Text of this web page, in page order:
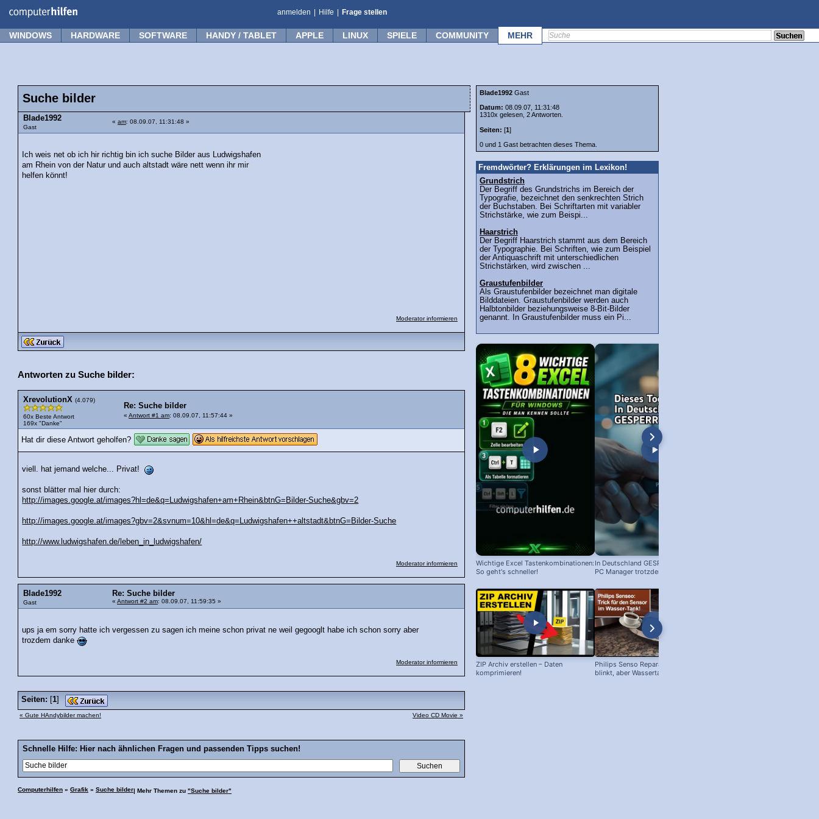
anmelden Hilfe Frage stellen
WINDOWS HARDWARE SOFTWARE HANDY / TABLET APPLE LINUX SPIELE COMMUNITY MEHR
Suche bilder
Blade1992
Gast
« am: 08.09.07, 11:31:48 »
Ich weis net ob ich hir richtig bin ich suche Bilder aus Ludwigshafen
am Rhein von der Natur und auch altstadt wäre nett wenn ihr mir
helfen könnt!
Moderator informieren
Antworten zu Suche bilder:
XrevolutionX (4.079)
60x Beste Antwort
169x "Danke"
Re: Suche bilder
« Antwort #1 am: 08.09.07, 11:57:44 »
Hat dir diese Antwort geholfen?
viell. hat jemand welche... Privat!
sonst blätter mal hier durch:
http://images.google.at/images?hl=de&q=Ludwigshafen+am+Rhein&btnG=Bilder-Suche&gbv=2
http://images.google.at/images?gbv=2&svnum=10&hl=de&q=Ludwigshafen++altstadt&btnG=Bilder-Suche
http://www.ludwigshafen.de/leben_in_ludwigshafen/
Moderator informieren
Blade1992
Gast
Re: Suche bilder
« Antwort #2 am: 08.09.07, 11:59:35 »
ups ja em sorry hatte ich vergessen zu sagen ich meine schon privat ne weil gegooglt habe ich schon sorry aber
trozdem danke
Moderator informieren
Seiten: [1]
« Gute HAndybilder machen! Video CD Movie »
Schnelle Hilfe: Hier nach ähnlichen Fragen und passenden Tipps suchen!
Computerhilfen » Grafik » Suche bilder| Mehr Themen zu "Suche bilder"
Blade1992 Gast
Datum: 08.09.07, 11:31:48
1310x gelesen, 2 Antworten.
Seiten: [1]
0 und 1 Gast betrachten dieses Thema.
Fremdwörter? Erklärungen im Lexikon!
Grundstrich
Der Begriff des Grundstrichs im Bereich der
Typografie, bezeichnet den senkrechten Strich
der Buchstaben. Bei Schriftarten mit variabler
Strichstärke, wie zum Beispi...
Haarstrich
Der Begriff Haarstrich stammt aus dem Bereich
der Typographie. Bei Schriften, wie zum Beispiel
der Antiquaschrift mit unterschiedlichen
Strichstärken, wird zwischen ...
Graustufenbilder
Als Graustufenbilder bezeichnet man digitale
Bilddateien. Graustufenbilder werden auch
Halbtonbilder beziehungsweise 8-Bit-Bilder
genannt. In Graustufenbilder muss ein Pi...
Wichtige Excel Tastenkombinationen:
So geht's schneller!
In Deutschland GESPERRT: Microsoft
PC Manager trotzdem installieren
ZIP Archiv erstellen – Daten
komprimieren!
Philips Senso Reparatur: Blaue LED
blinkt, aber Wassertank voll?